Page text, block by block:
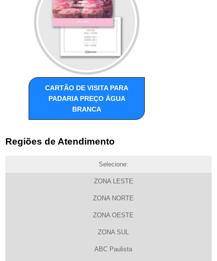
CARTÃO DE VISITA PARA
PADARIA PREÇO ÁGUA
BRANCA
Regiões de Atendimento
Selecione:
ZONA LESTE
ZONA NORTE
ZONA OESTE
ZONA SUL
ABC Paulista